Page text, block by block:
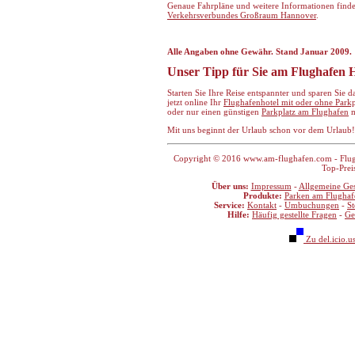
Genaue Fahrpläne und weitere Informationen
Verkehrsverbundes Großraum Hannover.
Alle Angaben ohne Gewähr. Stand Januar 2009.
Unser Tipp für Sie am Flughafen
Starten Sie Ihre Reise entspannter und sparen Sie
jetzt online Ihr Flughafenhotel mit oder ohne
oder nur einen günstigen Parkplatz am Flughafen
Mit uns beginnt der Urlaub schon vor dem Urlaub!
Copyright © 2016 www.am-flughafen.com -
Top-
Über uns: Impressum - Allgemeine
Produkte: Parken am
Service: Kontakt - Umbuchungen -
Hilfe: Häufig gestellte Fragen -
Zu